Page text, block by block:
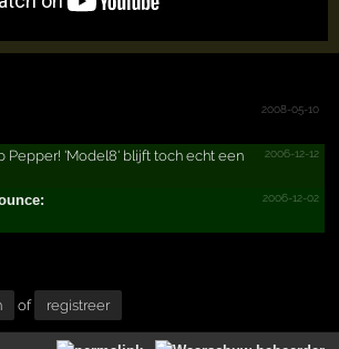
2008-05-10
2006-12-12
Pepper! 'Model8' blijft toch echt een
2006-12-02
of registreer